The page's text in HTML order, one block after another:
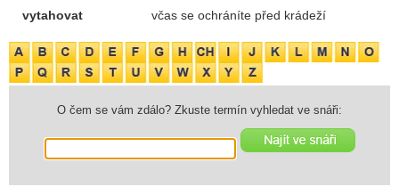
vytahovat
včas se ochráníte před krádeží
O čem se vám zdálo? Zkuste termín vyhledat ve snáři: